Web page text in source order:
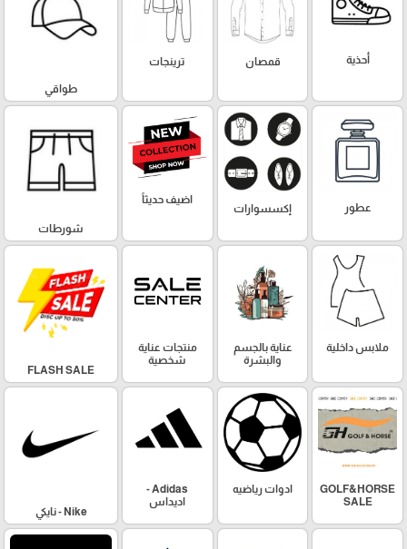
أحذية قمصان ترينجات
طواقي
عطور إكسسوارات
اضيف حديثاً
شورطات
ملابس داخلية
عناية بالجسم
والبشرة
منتجات عناية
شخصية
FLASH SALE
GOLF&HORSE
SALE
ادوات رياضيه
Adidas -
اديداس
Nike - نايكي